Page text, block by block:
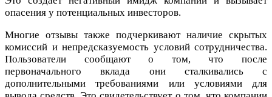
опасения у потенциальных инвесторов.
Многие отзывы также подчеркивают наличие скрытых
комиссий и непредсказуемость условий сотрудничества.
Пользователи сообщают о том, что после
первоначального вклада они сталкивались с
дополнительными требованиями или условиями для